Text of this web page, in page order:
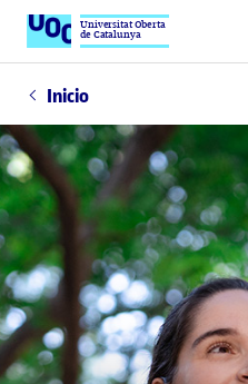
Universitat Oberta
de Catalunya
Inicio